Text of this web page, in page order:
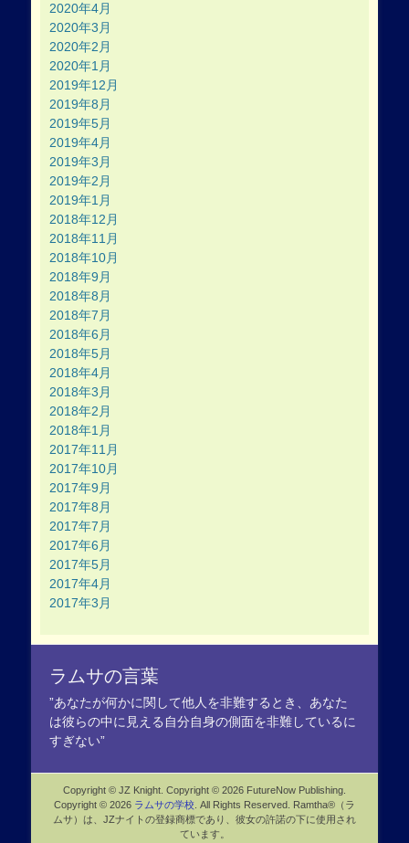
2020年4月
2020年3月
2020年2月
2020年1月
2019年12月
2019年8月
2019年5月
2019年4月
2019年3月
2019年2月
2019年1月
2018年12月
2018年11月
2018年10月
2018年9月
2018年8月
2018年7月
2018年6月
2018年5月
2018年4月
2018年3月
2018年2月
2018年1月
2017年11月
2017年10月
2017年9月
2017年8月
2017年7月
2017年6月
2017年5月
2017年4月
2017年3月
ラムサの言葉
”あなたが何かに関して他人を非難するとき、あなた
は彼らの中に見える自分自身の側面を非難しているに
すぎない”
Copyright © JZ Knight. Copyright © 2026 FutureNow Publishing.
Copyright © 2026 ラムサの学校 . All Rights Reserved. Ramtha®（ラ
ムサ）は、JZナイトの登録商標であり、彼女の許諾の下に使用され
ています。